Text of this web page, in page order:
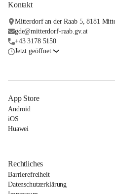
Kontakt
Mitterdorf an der Raab 5, 8181
gde@mitterdorf-raab.gv.at
+43 3178 5150
Jetzt geöffnet
App Store
Android
iOS
Huawei
Rechtliches
Barrierefreiheit
Datenschutzerklärung